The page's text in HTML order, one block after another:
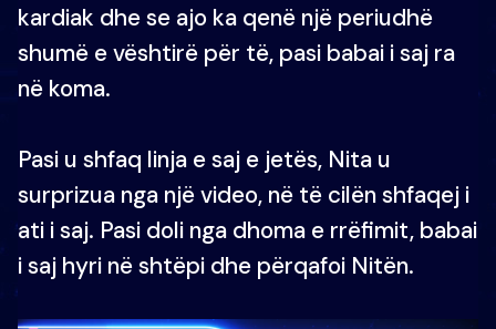
kardiak dhe se ajo ka qenë një periudhë
shumë e vështirë për të, pasi babai i saj ra
në koma.
Pasi u shfaq linja e saj e jetës, Nita u
surprizua nga një video, në të cilën shfaqej i
ati i saj. Pasi doli nga dhoma e rrëfimit, babai
i saj hyri në shtëpi dhe përqafoi Nitën.